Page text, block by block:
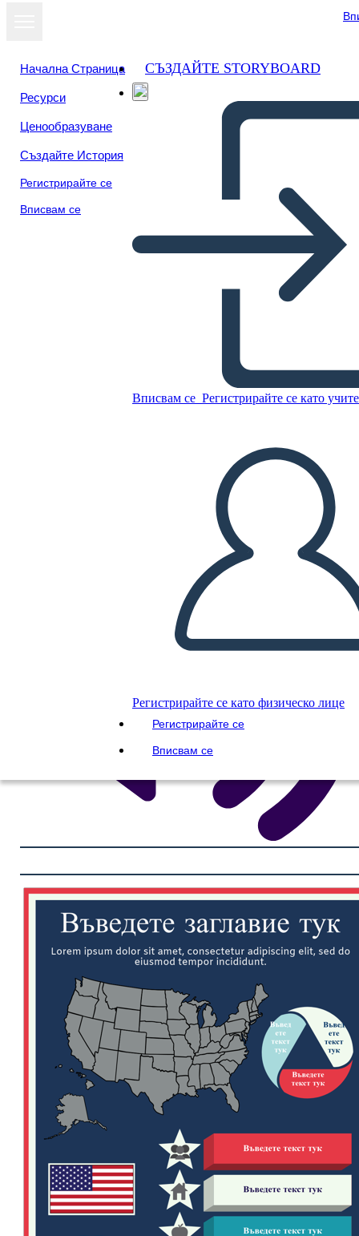
Начална Страница
Ресурси
Ценообразуване
Създайте История
Регистрирайте се
Вписвам се
СЪЗДАЙТЕ STORYBOARD
Вписвам се Регистрирайте се като
Регистрирайте се като физическо лице
Регистрирайте се
Вписвам се
Географска Инфографика 4
СЪЗДАЙТЕ СЦЕНАРИЙ
ПУСКАНЕ НА СЛАЙДШОУ
ЧЕТИ МИ
Преглед като
слайдшоу